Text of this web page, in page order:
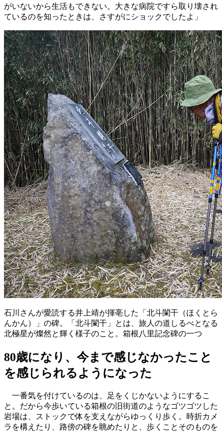
がいないから生活もできない。大きな病院ですら取り壊され
ているのを知ったときは、さすがにショックでしたよ」
石川さんが愛読する井上靖が揮亳した「北斗闌干（ほくとら
んかん）」の碑。「北斗闌干」とは、旅人の道しるべとなる
北極星が燦然と輝く様子のこと。箱根八里記念碑の一つ
80歳になり、今まで感じなかったこと
を感じられるようになった
一番気を付けているのは、足をくじかないようにするこ
と。だから今歩いている箱根の旧街道のようなゴツゴツした
岩場は、ストックで体を支えながらゆっくり歩く。時折カメ
ラを構えたり、路傍の碑を眺めたりと、歩くことそのものを